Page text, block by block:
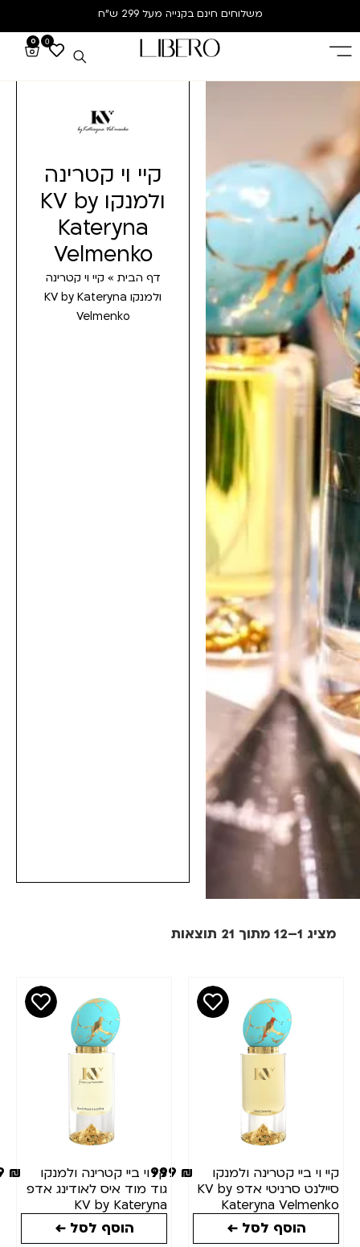
משלוחים חינם בקנייה מעל 299 ש”ח
0
קיי וי קטרינה
ולמנקו KV by
Kateryna
Velmenko
דף הבית»קיי וי קטרינה
ולמנקו KV by Kateryna
Velmenko
מחיר
מצב
מציג 1–12 מתוך 21 תוצאות
קיי וי ביי קטרינה ולמנקו
סיילנט סרניטי אדפ KV by
Kateryna Velmenko
Silent Serenity EDP
999 ₪
הוסף לסל ←
קיי וי ביי קטרינה ולמנקו
גוד מוד איס לאודינג אדפ
KV by Kateryna
Velmenko Good Mood
Is Loading EDP 100ML
999 ₪
הוסף לסל ←